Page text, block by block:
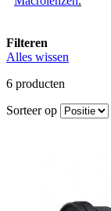
Filteren
Alles wissen
6 producten
Sorteer op